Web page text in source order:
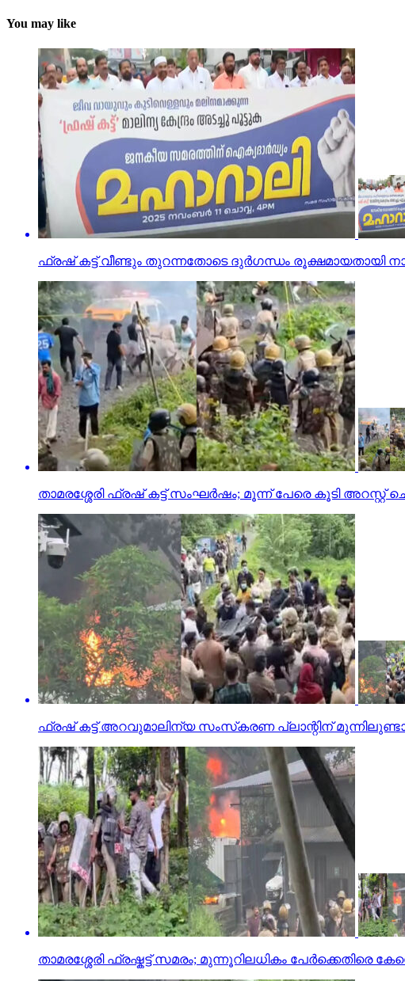
You may like
ഫ്രഷ് കട്ട് വീണ്ടും തുറന്നതോടെ ദുര്‍ഗന്ധം രൂക്ഷമായതായി
താമരശ്ശേരി ഫ്രഷ് കട്ട് സംഘര്‍ഷം; മൂന്ന് പേരെ കൂടി അറസ്റ്റ്
ഫ്രഷ് കട്ട് അറവുമാലിന്യ സംസ്‌കരണ പ്ലാന്റിന്
താമരശ്ശേരി ഫ്രഷ്കട്ട് സമരം; മുന്നൂറിലധികം പേർക്കെതിരെ